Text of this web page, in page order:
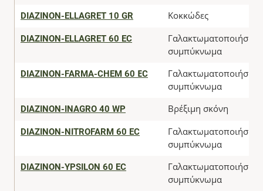
DIAZINON-ELLAGRET 10 GR Κοκκώδες
DIAZINON-ELLAGRET 60 EC
Γαλακτωματοποιήσιμο
συμπύκνωμα
DIAZINON-FARMA-CHEM 60 ΕC
Γαλακτωματοποιήσιμο
συμπύκνωμα
DIAZINON-INAGRO 40 WP Βρέξιμη σκόνη
DIAZINON-NITROFARM 60 EC
Γαλακτωματοποιήσιμο
συμπύκνωμα
DIAZINON-YPSILON 60 EC
Γαλακτωματοποιήσιμο
συμπύκνωμα